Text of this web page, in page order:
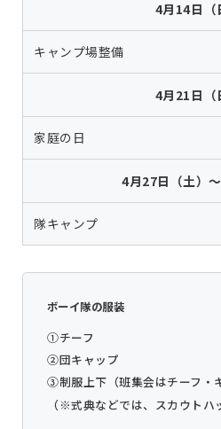
4月14日（
キャンプ場整備
4月21日（
家庭の日
4月27日（土）
隊キャンプ
ボーイ隊の服装
①チーフ
②団キャップ
③制服上下（班集会はチーフ・
（※式典などでは、スカウトハ